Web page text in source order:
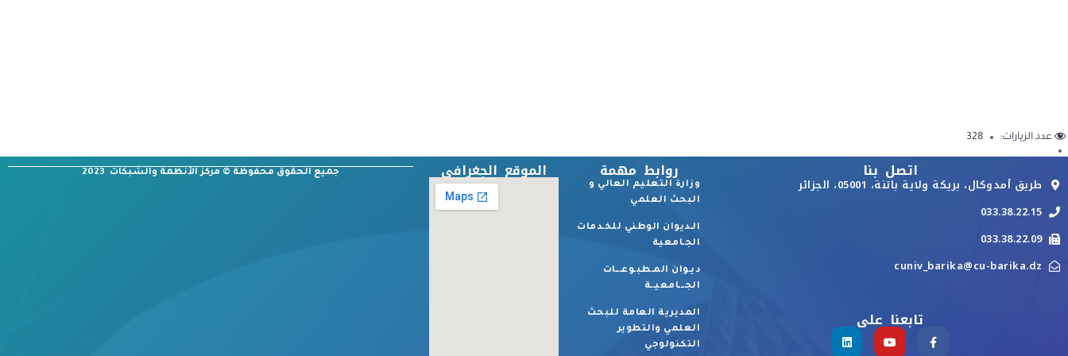
عدد الزيارات: 328
اتصل بنا
طريق أمدوكال، بريكة ولاية باتنة، 05001، الجزائر
033.38.22.15
033.38.22.09
cuniv_barika@cu-barika.dz
تابعنا على
روابط مهمة
وزارة التعليم العالي و
البحث العلمي
الـديوان الوطني للخـدمات
الجـامعية
ديـوان المـطبـوعـــات
الجـــامعيــة
المديرية العامة للبحث
العلمي والتطوير
التكنولوجي
الموقع الجغرافي جميع الحقوق محفوظة © مركز الأنظمة والشبكات 2023